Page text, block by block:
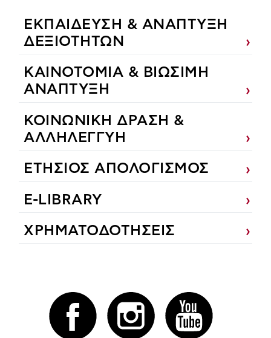
ΕΚΠΑIΔΕΥΣΗ & ΑΝΑΠΤΥΞΗ
ΔΕΞΙΟΤΗΤΩΝ
ΚΑΙΝΟΤΟΜΙΑ & ΒΙΩΣΙΜΗ
ΑΝΑΠΤΥΞΗ
ΚΟΙΝΩΝΙΚΗ ΔΡΑΣΗ &
ΑΛΛΗΛΕΓΓΥΗ
ΕΤΗΣΙΟΣ ΑΠΟΛΟΓΙΣΜΟΣ
E-LIBRARY
ΧΡΗΜΑΤΟΔΟΤΗΣΕΙΣ